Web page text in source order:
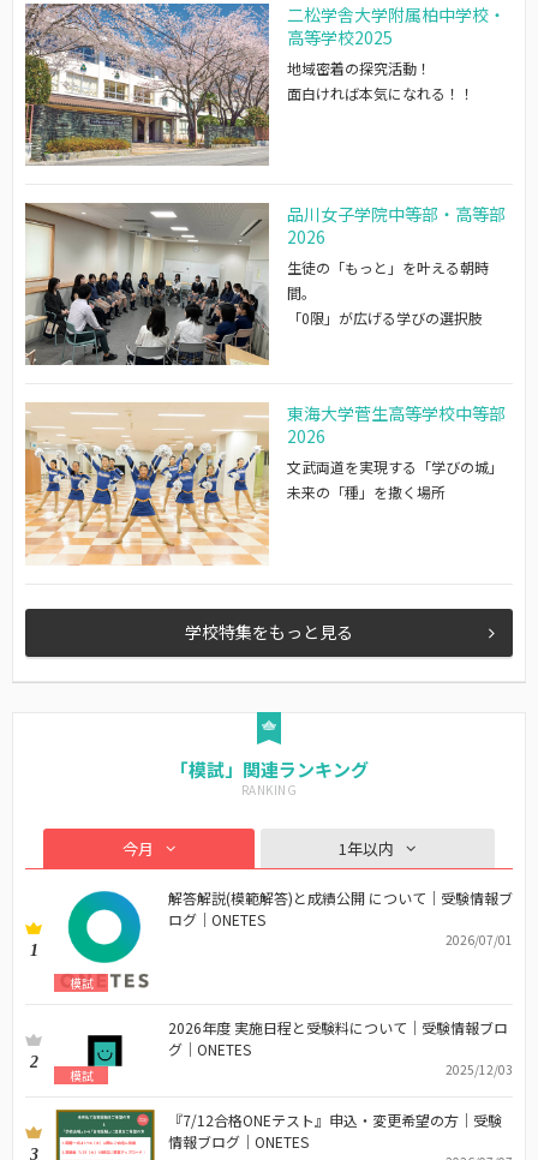
二松学舎大学附属柏中学校・
高等学校2025
地域密着の探究活動！
面白ければ本気になれる！！
品川女子学院中等部・高等部
2026
生徒の「もっと」を叶える朝時
間。
「0限」が広げる学びの選択肢
東海大学菅生高等学校中等部
2026
文武両道を実現する「学びの城」
未来の「種」を撒く場所
学校特集をもっと見る
「模試」関連ランキング
今月 1年以内
1
模試
解答解説(模範解答)と成績公開 について｜受験情報ブ
ログ｜ONETES
2026/07/01
2
模試
2026年度 実施日程と受験料について｜受験情報ブロ
グ｜ONETES
2025/12/03
3
『7/12合格ONEテスト』申込・変更希望の方｜受験
情報ブログ｜ONETES